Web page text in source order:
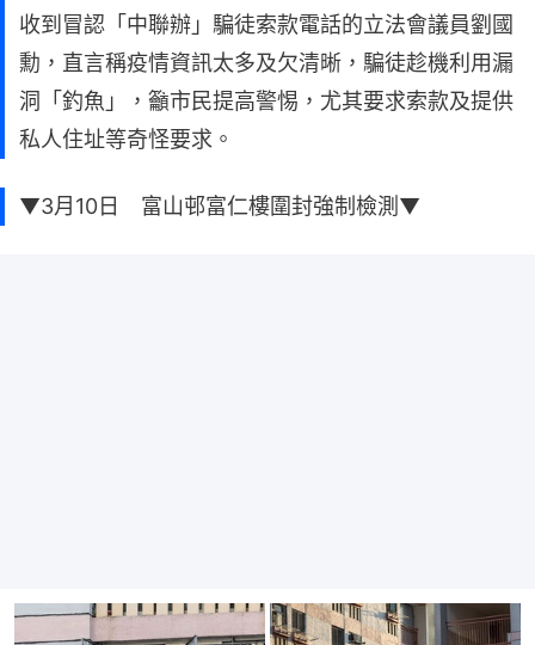
收到冒認「中聯辦」騙徒索款電話的立法會議員劉國
勳，直言稱疫情資訊太多及欠清晰，騙徒趁機利用漏
洞「釣魚」，籲市民提高警惕，尤其要求索款及提供
私人住址等奇怪要求。
▼3月10日 富山邨富仁樓圍封強制檢測▼